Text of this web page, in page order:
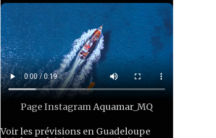
Page InstagramAquamar_MQ
Voir les prévisions en Guadeloupe